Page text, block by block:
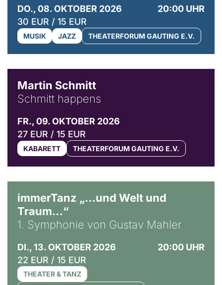
DO., 08. OKTOBER 2026
20:00 UHR
30 EUR / 15 EUR
MUSIK JAZZ THEATERFORUM GAUTING E.V.
Martin Schmitt
Schmitt happens
FR., 09. OKTOBER 2026
27 EUR / 15 EUR
KABARETT THEATERFORUM GAUTING E.V.
immerTanz „…und Welt und
Traum…“
1. Symphonie von Gustav Mahler
DI., 13. OKTOBER 2026
20:00 UHR
22 EUR / 15 EUR
THEATER & TANZ